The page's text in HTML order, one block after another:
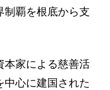
制覇を根底から支
家による慈善活
中心に建国された